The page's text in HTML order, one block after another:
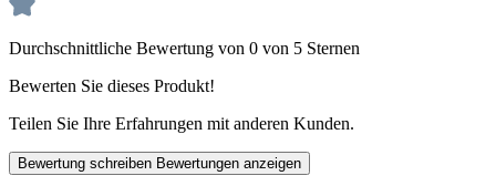
Durchschnittliche Bewertung von 0 von 5 Sternen
Bewerten Sie dieses Produkt!
Teilen Sie Ihre Erfahrungen mit anderen Kunden.
Bewertung schreiben Bewertungen anzeigen